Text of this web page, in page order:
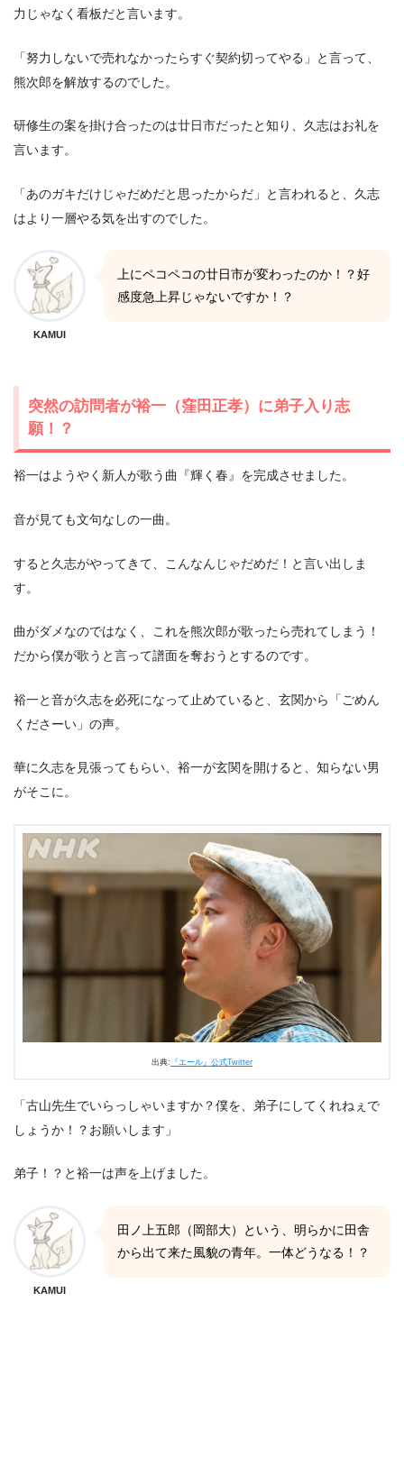
力じゃなく看板だと言います。
「努力しないで売れなかったらすぐ契約切ってやる」と言って、
熊次郎を解放するのでした。
研修生の案を掛け合ったのは廿日市だったと知り、久志はお礼を
言います。
「あのガキだけじゃだめだと思ったからだ」と言われると、久志
はより一層やる気を出すのでした。
KAMUI
上にペコペコの廿日市が変わったのか！？好
感度急上昇じゃないですか！？
突然の訪問者が裕一（窪田正孝）に弟子入り志
願！？
裕一はようやく新人が歌う曲『輝く春』を完成させました。
音が見ても文句なしの一曲。
すると久志がやってきて、こんなんじゃだめだ！と言い出しま
す。
曲がダメなのではなく、これを熊次郎が歌ったら売れてしまう！
だから僕が歌うと言って譜面を奪おうとするのです。
裕一と音が久志を必死になって止めていると、玄関から「ごめん
くださーい」の声。
華に久志を見張ってもらい、裕一が玄関を開けると、知らない男
がそこに。
出典: 『エール』公式Twitter
「古山先生でいらっしゃいますか？僕を、弟子にしてくれねぇで
しょうか！？お願いします」
弟子！？と裕一は声を上げました。
KAMUI
田ノ上五郎（岡部大）という、明らかに田舎
から出て来た風貌の青年。一体どうなる！？